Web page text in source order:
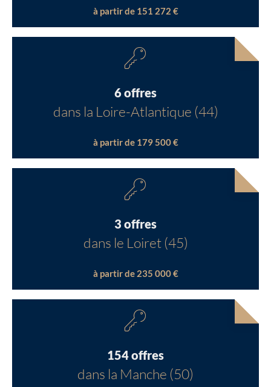
à partir de 151 272 €
6 offres
dans la Loire-Atlantique (44)
à partir de 179 500 €
3 offres
dans le Loiret (45)
à partir de 235 000 €
154 offres
dans la Manche (50)